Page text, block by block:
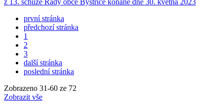
z 13. schůze Rady obce Bystřice konané dne 30. května 2023
první stránka
předchozí stránka
1
2
3
další stránka
poslední stránka
Zobrazeno 31-60 ze 72
Zobrazit vše